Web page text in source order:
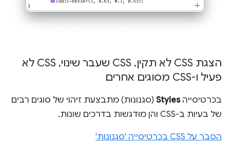
הצגת CSS לא תקין ,
,
CSS לא
פעיל ו-CSS מסוגים אחרים
בכרטיסייהStyles (סגנונות) מתבצעת זיהוי של סוגים רבים
של בעיות ב-CSS והן מודגשות בדרכים שונות.
הסבר על CSS בכרטיסייה 'סגנונות'